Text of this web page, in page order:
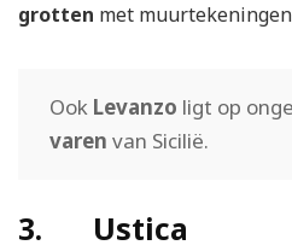
grotten met
Ook Levanzo ligt op
varen van Sicilië.
3. Ustica